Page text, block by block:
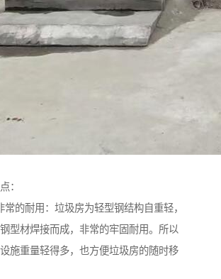
：
常的耐用：垃圾房为轻型钢结构自重轻，
型材焊接而成，非常的牢固耐用。所以
施重量轻得多，也方便垃圾房的随时移